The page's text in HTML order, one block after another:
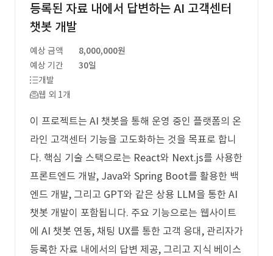
등록된 자료 내에서 답변하는 AI 고객센터
챗봇 개발
예상 금액
8,000,000원
예상 기간
30일
개발
웹 외 1개
이 프로젝트는 AI 챗봇을 통해 운영 중인 플랫폼의 온
라인 고객센터 기능을 고도화하는 것을 목표로 합니
다. 핵심 기술 스택으로는 React와 Next.js를 사용한
프론트엔드 개발, Java와 Spring Boot를 활용한 백
엔드 개발, 그리고 GPT와 같은 상용 LLM을 통한 AI
챗봇 개발이 포함됩니다. 주요 기능으로는 웹사이트
에 AI 챗봇 연동, 채팅 UX를 통한 고객 응대, 관리자가
등록한 자료 내에서의 답변 제공, 그리고 지식 베이스